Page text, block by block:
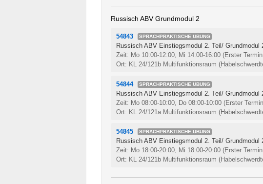
Russisch ABV Grundmodul 2
54843 SPRACHPRAKTISCHE ÜBUNG
Russisch ABV Einstiegsmodul 2. Teil/ Grundmodul
Zeit: Mo 10:00-12:00, Mi 14:00-16:00 (Erster
Ort: KL 24/121b Multifunktionsraum
54844 SPRACHPRAKTISCHE ÜBUNG
Russisch ABV Einstiegsmodul 2. Teil/ Grundmodul
Zeit: Mo 08:00-10:00, Do 08:00-10:00 (Erster
Ort: KL 24/121a Multifunktionsraum
54845 SPRACHPRAKTISCHE ÜBUNG
Russisch ABV Einstiegsmodul 2. Teil/ Grundmodul
Zeit: Mo 18:00-20:00, Mi 18:00-20:00 (Erster
Ort: KL 24/121b Multifunktionsraum